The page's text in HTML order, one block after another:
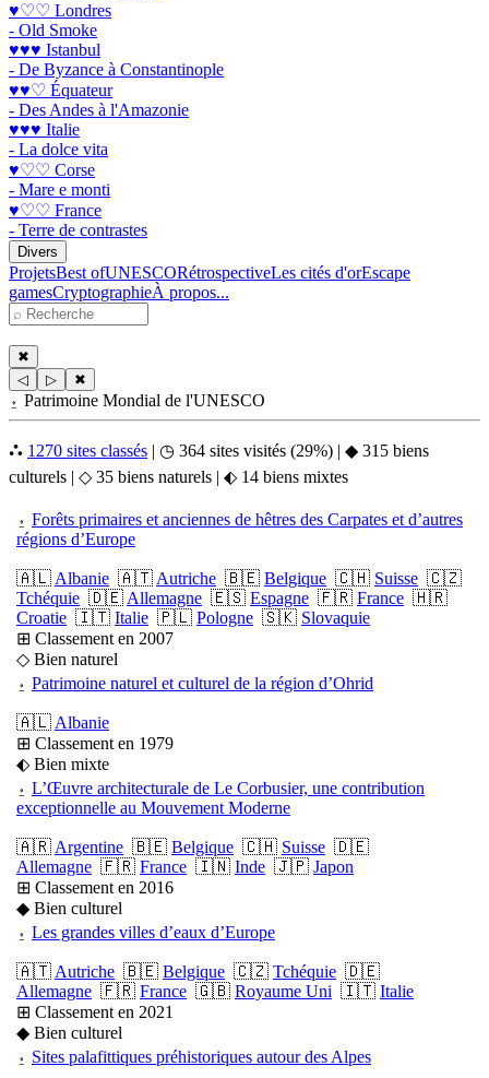
♥♡♡ Londres
- Old Smoke
♥♥♥ Istanbul
- De Byzance à Constantinople
♥♥♡ Équateur
- Des Andes à l'Amazonie
♥♥♥ Italie
- La dolce vita
♥♡♡ Corse
- Mare e monti
♥♡♡ France
- Terre de contrastes
Divers
ProjetsBest ofUNESCORétrospectiveLes cités d'orEscape
gamesCryptographieÀ propos...
✖
◁
▷ ✖
⍚ Patrimoine Mondial de l'UNESCO
⛬ 1270 sites classés | ◷ 364 sites visités (29%) | ◆ 315 biens
culturels | ◇ 35 biens naturels | ⬖ 14 biens mixtes
⍚ Forêts primaires et anciennes de hêtres des Carpates et d’autres
régions d’Europe
🇦🇱 Albanie 🇦🇹 Autriche 🇧🇪 Belgique 🇨🇭 Suisse 🇨🇿
Tchéquie 🇩🇪 Allemagne 🇪🇸 Espagne 🇫🇷 France 🇭🇷
Croatie 🇮🇹 Italie 🇵🇱 Pologne 🇸🇰 Slovaquie
⊞ Classement en 2007
◇ Bien naturel
⍚ Patrimoine naturel et culturel de la région d’Ohrid
🇦🇱 Albanie
⊞ Classement en 1979
⬖ Bien mixte
⍚ L’Œuvre architecturale de Le Corbusier, une contribution
exceptionnelle au Mouvement Moderne
🇦🇷 Argentine 🇧🇪 Belgique 🇨🇭 Suisse 🇩🇪
Allemagne 🇫🇷 France 🇮🇳 Inde 🇯🇵 Japon
⊞ Classement en 2016
◆ Bien culturel
⍚ Les grandes villes d’eaux d’Europe
🇦🇹 Autriche 🇧🇪 Belgique 🇨🇿 Tchéquie 🇩🇪
Allemagne 🇫🇷 France 🇬🇧 Royaume Uni 🇮🇹 Italie
⊞ Classement en 2021
◆ Bien culturel
⍚ Sites palafittiques préhistoriques autour des Alpes